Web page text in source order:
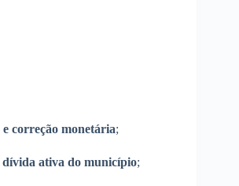
correção monetária;
ativa do município;